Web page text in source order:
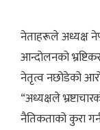
नेताहरूले अध्यक्ष
आन्दोलनको
नेतृत्व नछोडेको
“अध्यक्षले
नैतिकताको कुरा